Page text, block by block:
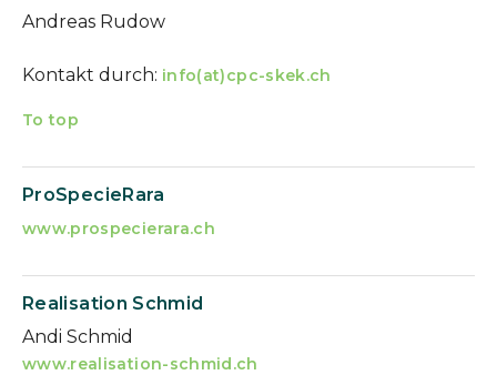
Andreas Rudow
Kontakt durch: info(at)cpc-skek.ch
To top
ProSpecieRara
www.prospecierara.ch
Realisation Schmid
Andi Schmid
www.realisation-schmid.ch